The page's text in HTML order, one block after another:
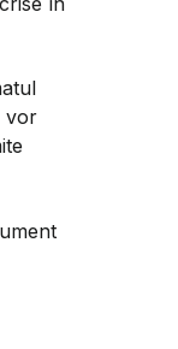
vor